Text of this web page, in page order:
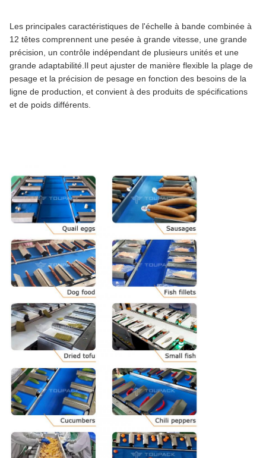
Les principales caractéristiques de l'échelle à bande combinée à
12 têtes comprennent une pesée à grande vitesse, une grande
précision, un contrôle indépendant de plusieurs unités et une
grande adaptabilité.Il peut ajuster de manière flexible la plage de
pesage et la précision de pesage en fonction des besoins de la
ligne de production, et convient à des produits de spécifications
et de poids différents.